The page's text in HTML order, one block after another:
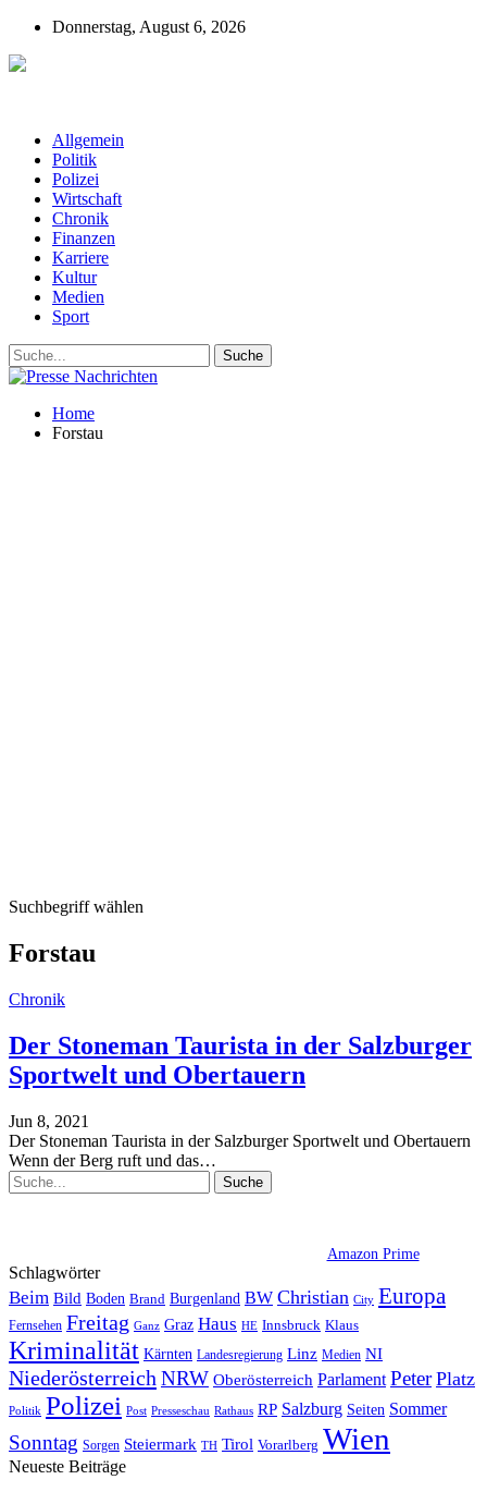
Donnerstag, August 6, 2026
Allgemein
Politik
Polizei
Wirtschaft
Chronik
Finanzen
Karriere
Kultur
Medien
Sport
Home
Forstau
Suchbegriff wählen
Forstau
Chronik
Der Stoneman Taurista in der Salzburger
Sportwelt und Obertauern
Jun 8, 2021
Der Stoneman Taurista in der Salzburger Sportwelt und Obertauern
Wenn der Berg ruft und das…
Amazon Prime
Schlagwörter
Beim Bild Boden Brand Burgenland BW Christian City Europa
Fernsehen Freitag Ganz Graz Haus HE Innsbruck Klaus
Kriminalität Kärnten Landesregierung Linz Medien NI
Niederösterreich NRW Oberösterreich Parlament Peter Platz
Politik Polizei Post Presseschau Rathaus RP Salzburg Seiten Sommer
Sonntag Sorgen Steiermark TH Tirol Vorarlberg Wien
Neueste Beiträge